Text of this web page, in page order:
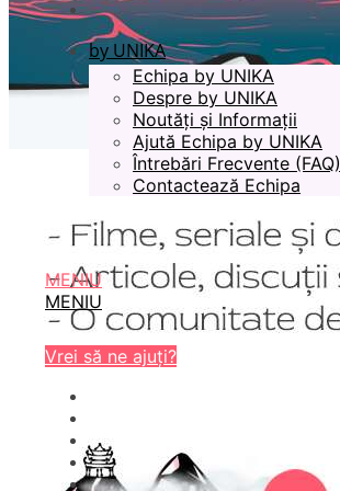
by UNIKA
Echipa by UNIKA
Despre by UNIKA
Noutăți și Informații
Ajută Echipa by UNIKA
Întrebări Frecvente (FAQ)
Contactează Echipa
MENIU
MENIU
Vrei să ne ajuți?